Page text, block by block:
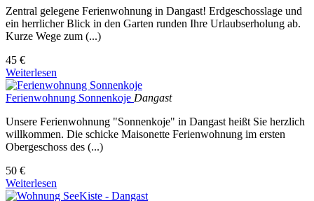
Zentral gelegene Ferienwohnung in Dangast! Erdgeschosslage und
ein herrlicher Blick in den Garten runden Ihre Urlaubserholung ab.
Kurze Wege zum (...)
45 €
Weiterlesen
Ferienwohnung Sonnenkoje Dangast
Unsere Ferienwohnung "Sonnenkoje" in Dangast heißt Sie herzlich
willkommen. Die schicke Maisonette Ferienwohnung im ersten
Obergeschoss des (...)
50 €
Weiterlesen